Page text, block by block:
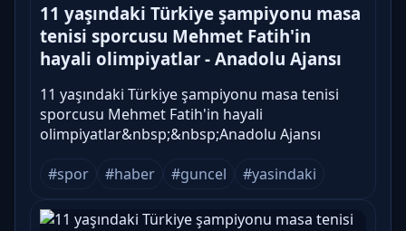
11 yaşındaki Türkiye şampiyonu masa
tenisi sporcusu Mehmet Fatih'in
hayali olimpiyatlar - Anadolu Ajansı
11 yaşındaki Türkiye şampiyonu masa tenisi
sporcusu Mehmet Fatih'in hayali
olimpiyatlar&nbsp;&nbsp;Anadolu Ajansı
#spor
#haber #guncel #yasindaki